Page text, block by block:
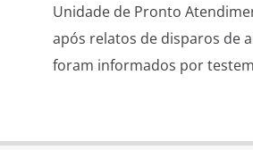
Unidade de Pronto
após relatos de disparos de
foram informados por